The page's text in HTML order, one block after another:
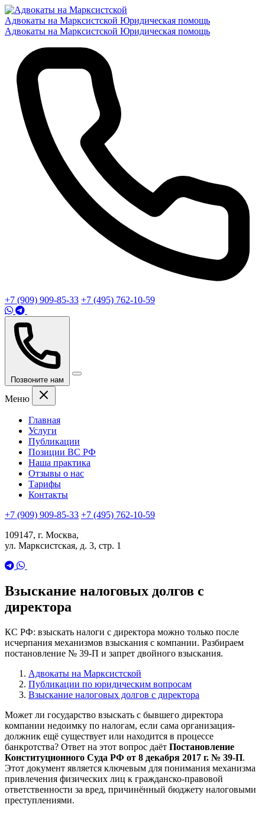
Адвокаты на Марксистской Юридическая помощь
Адвокаты на Марксистской Юридическая помощь
+7 (909) 909-85-33 +7 (495) 762-10-59
Позвоните нам
Меню
Главная
Услуги
Публикации
Позиции ВС РФ
Наша практика
Отзывы о нас
Тарифы
Контакты
+7 (909) 909-85-33 +7 (495) 762-10-59
109147, г. Москва,
ул. Марксистская, д. 3, стр. 1
Взыскание налоговых долгов с
директора
КС РФ: взыскать налоги с директора можно только после
исчерпания механизмов взыскания с компании. Разбираем
постановление № 39-П и запрет двойного взыскания.
Адвокаты на Марксистской
Публикации по юридическим вопросам
Взыскание налоговых долгов с директора
Может ли государство взыскать с бывшего директора
компании недоимку по налогам, если сама организация-
должник ещё существует или находится в процессе
банкротства? Ответ на этот вопрос даёт Постановление
Конституционного Суда РФ от 8 декабря 2017 г. № 39-П.
Этот документ является ключевым для понимания механизма
привлечения физических лиц к гражданско-правовой
ответственности за вред, причинённый бюджету налоговыми
преступлениями.